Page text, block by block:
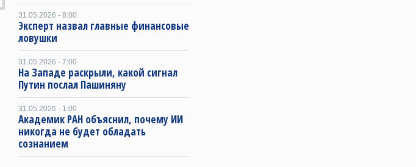
31.05.2026 - 8:00
Эксперт назвал главные финансовые
ловушки
31.05.2026 - 7:00
На Западе раскрыли, какой сигнал
Путин послал Пашиняну
31.05.2026 - 1:00
Академик РАН объяснил, почему ИИ
никогда не будет обладать
сознанием